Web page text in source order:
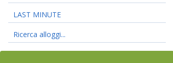
LAST MINUTE
Ricerca alloggi...